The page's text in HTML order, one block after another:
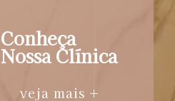
Conheça
Nossa Clínica
veja mais +